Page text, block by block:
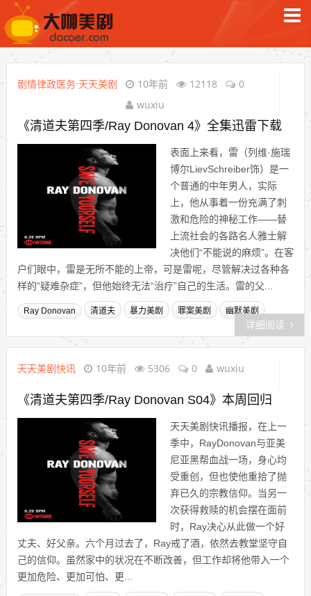
剧情律政医务·天天美剧 10年前 12118
0
wuxiu
《清道夫第四季/Ray Donovan 4》全集迅雷下载
表面上来看，雷（列维·施瑞
博尔LievSchreiber饰）是一
个普通的中年男人，实际
上，他从事着一份充满了刺
激和危险的神秘工作——替
上流社会的各路名人雅士解
决他们“不能说的麻烦”。在客
户们眼中，雷是无所不能的上帝，可是雷呢，尽管解决过各种各
样的“疑难杂症”，但他始终无法“治疗”自己的生活。雷的父...
Ray Donovan 清道夫 暴力美剧 罪案美剧 幽默美剧
详细阅读
天天美剧快讯 10年前 5306 0 wuxiu
《清道夫第四季/Ray Donovan S04》本周回归
天天美剧快讯播报，在上一
季中，RayDonovan与亚美
尼亚黑帮血战一场，身心均
受重创，但也使他重拾了抛
弃已久的宗教信仰。当另一
次获得救赎的机会摆在面前
时，Ray决心从此做一个好
丈夫、好父亲。六个月过去了，Ray戒了酒，依然去教堂坚守自
己的信仰。虽然家中的状况在不断改善，但工作却将他带入一个
更加危险、更加可怕、更...